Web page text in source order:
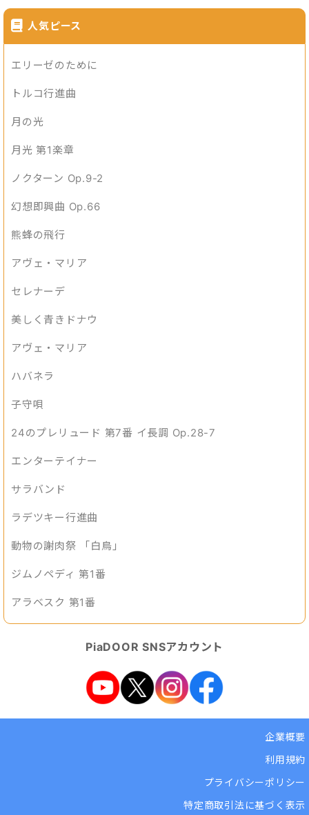
人気ピース
エリーゼのために
トルコ行進曲
月の光
月光 第1楽章
ノクターン Op.9-2
幻想即興曲 Op.66
熊蜂の飛行
アヴェ・マリア
セレナーデ
美しく青きドナウ
アヴェ・マリア
ハバネラ
子守唄
24のプレリュード 第7番 イ長調 Op.28-7
エンターテイナー
サラバンド
ラデツキー行進曲
動物の謝肉祭 「白鳥」
ジムノペディ 第1番
アラベスク 第1番
PiaDOOR SNSアカウント
企業概要
利用規約
プライバシーポリシー
特定商取引法に基づく表示